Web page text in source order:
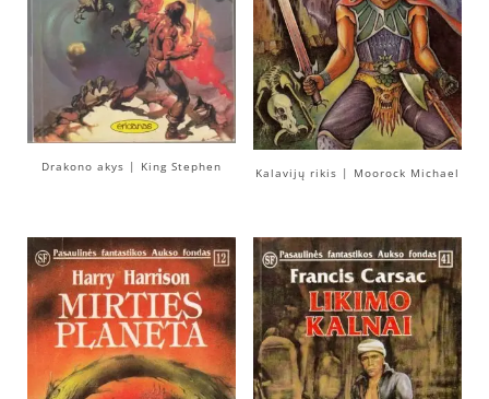
Drakono akys | King Stephen Kalavijų rikis | Moorock Michael